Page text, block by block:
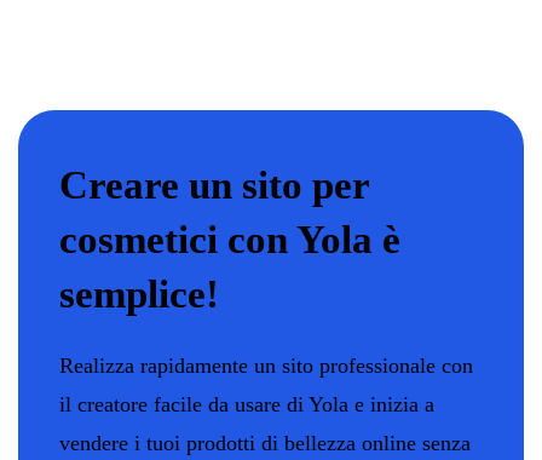
Creare un sito per
cosmetici con Yola è
semplice!
Realizza rapidamente un sito professionale con
il creatore facile da usare di Yola e inizia a
vendere i tuoi prodotti di bellezza online senza